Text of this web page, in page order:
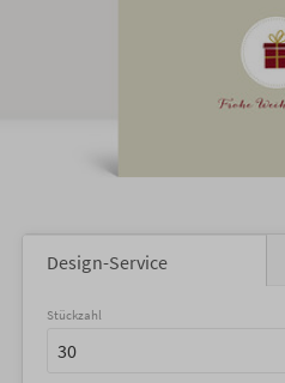
Design-Service
Stückzahl